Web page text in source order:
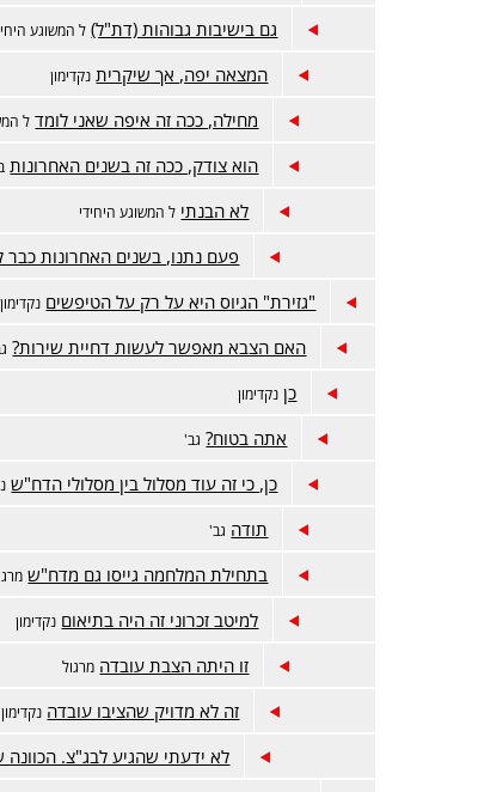
גם בישיבות גבוהות (דת"ל) ל המשוגע
המצאה יפה, אך שיקרית נקדימון
מחילה, ככה זה איפה שאני לומד ל
הוא צודק, ככה זה בשנים האחרונות
לא הבנתי ל המשוגע היחידי
פעם נתנו, בשנים האחרונות כבר
"גזירת" הגיוס היא על רק על הטיפשים נקדימון
האם הצבא מאפשר לעשות דחיית שירות?
כן נקדימון
אתה בטוח? גב'
כן, כי זה עוד מסלול בין מסלולי הדח"ש
תודה גב'
בתחילת המלחמה גייסו גם מדח"ש
למיטב זכרוני זה היה בתיאום נקדימון
זו היתה הצבת עובדה מרגול
זה לא מדויק שהציבו עובדה נקדימון
לא ידעתי שהגיע לבג"צ.